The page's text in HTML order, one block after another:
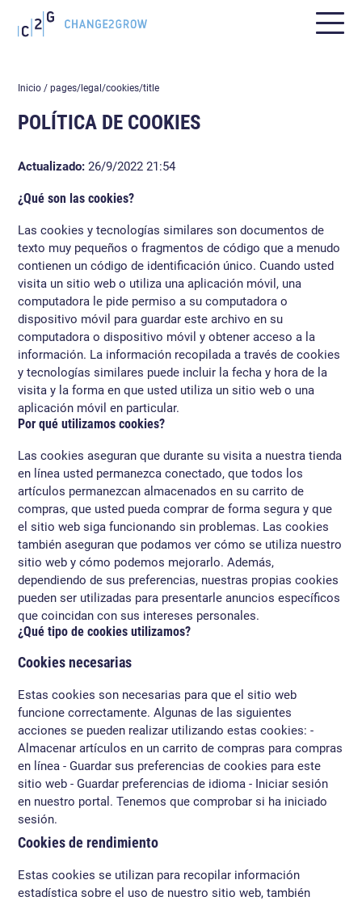
Inicio / pages/legal/cookies/title
POLÍTICA DE COOKIES
Actualizado: 26/9/2022 21:54
¿Qué son las cookies?
Las cookies y tecnologías similares son documentos de
texto muy pequeños o fragmentos de código que a menudo
contienen un código de identificación único. Cuando usted
visita un sitio web o utiliza una aplicación móvil, una
computadora le pide permiso a su computadora o
dispositivo móvil para guardar este archivo en su
computadora o dispositivo móvil y obtener acceso a la
información. La información recopilada a través de cookies
y tecnologías similares puede incluir la fecha y hora de la
visita y la forma en que usted utiliza un sitio web o una
aplicación móvil en particular.
Por qué utilizamos cookies?
Las cookies aseguran que durante su visita a nuestra tienda
en línea usted permanezca conectado, que todos los
artículos permanezcan almacenados en su carrito de
compras, que usted pueda comprar de forma segura y que
el sitio web siga funcionando sin problemas. Las cookies
también aseguran que podamos ver cómo se utiliza nuestro
sitio web y cómo podemos mejorarlo. Además,
dependiendo de sus preferencias, nuestras propias cookies
pueden ser utilizadas para presentarle anuncios específicos
que coincidan con sus intereses personales.
¿Qué tipo de cookies utilizamos?
Cookies necesarias
Estas cookies son necesarias para que el sitio web
funcione correctamente. Algunas de las siguientes
acciones se pueden realizar utilizando estas cookies: -
Almacenar artículos en un carrito de compras para compras
en línea - Guardar sus preferencias de cookies para este
sitio web - Guardar preferencias de idioma - Iniciar sesión
en nuestro portal. Tenemos que comprobar si ha iniciado
sesión.
Cookies de rendimiento
Estas cookies se utilizan para recopilar información
estadística sobre el uso de nuestro sitio web, también